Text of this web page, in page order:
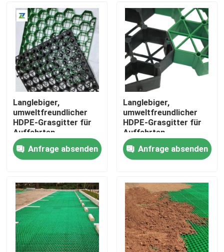
Videos
VR Show
Über uns
Fabrik Tour
Qualitätskontrolle
Kontakt
Referenzen
Geotextilien Geogrid
Langlebiger,
umweltfreundlicher
HDPE-Grasgitter für
Auffahrten,
Rasenverstärkung,
Gartenlandschaftsgestaltung
und Stabilisierung von
Anfrage absenden
Langlebiger,
umweltfreundlicher
HDPE-Grasgitter für
Auffahrten,
Rasenverstärkung und
Stabilisierung von Kies
Anfrage absenden